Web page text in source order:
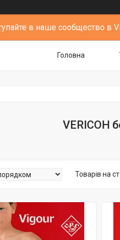
в наше сообщество в
Головна
VERICOH